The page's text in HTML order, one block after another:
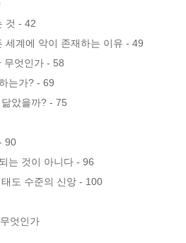
것 - 42
세계에 악이 존재하는 이유 - 49
무엇인가 - 58
는가? - 69
았을까? - 75
90
는 것이 아니다 - 96
도 수준의 신앙 - 100
엇인가